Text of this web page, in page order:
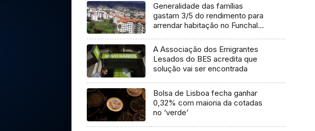
Generalidade das famílias
gastam 3/5 do rendimento para
arrendar habitação no Funchal
A Associação dos Emigrantes
Lesados do BES acredita que
solução vai ser encontrada
Bolsa de Lisboa fecha ganhar
0,32% com maioria da cotadas
no ‘verde’